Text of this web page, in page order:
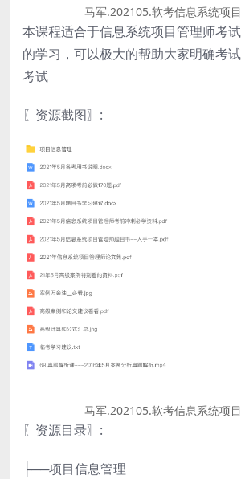
马军.202105.软考信息系统项
本课程适合于信息系统项目管理师考
的学习，可以极大的帮助大家明确考
考试
〖资源截图〗:
马军.202105.软考信息系统项
〖资源目录〗:
├──项目信息管理